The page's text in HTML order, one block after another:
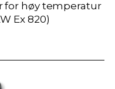
for høy temperatur
Ex 820)